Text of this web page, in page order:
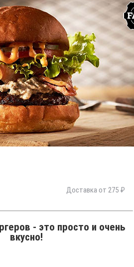
Доставка от 275 ₽
- это просто и очень
вкусно!